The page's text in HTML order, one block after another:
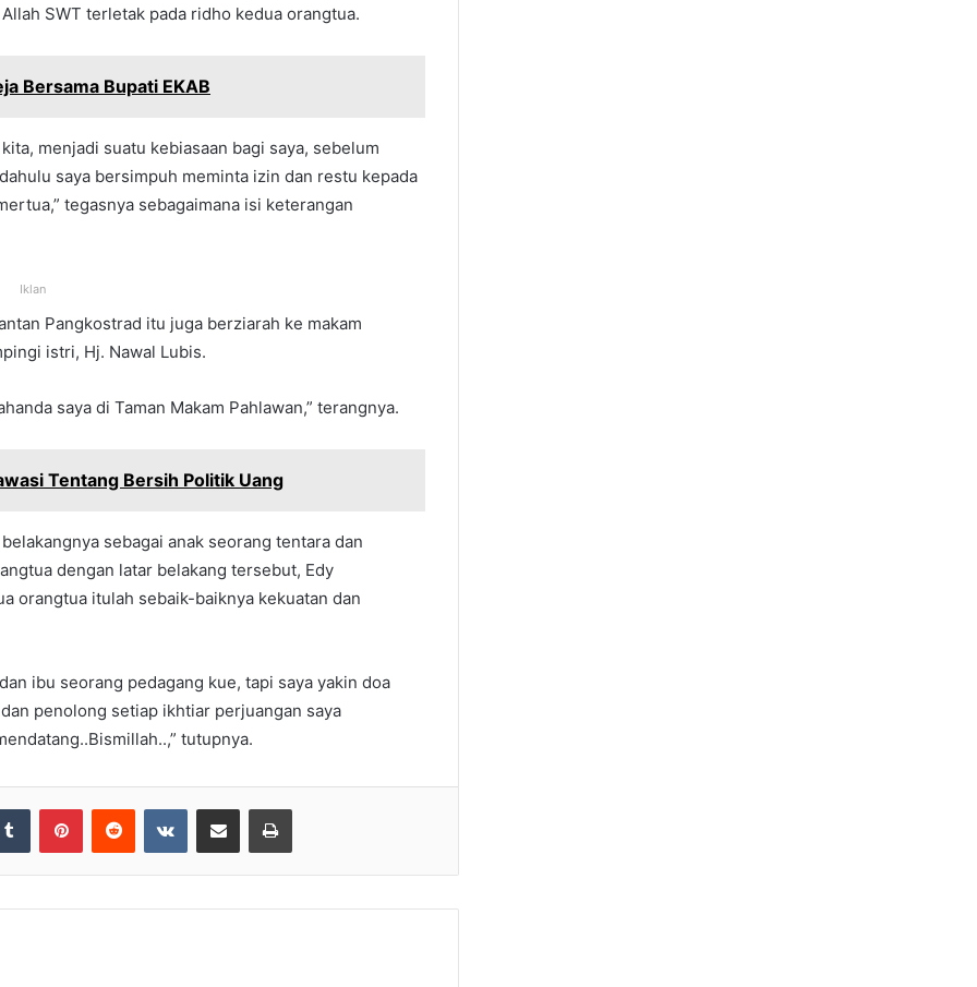
SWT terletak pada ridho kedua orangtua.
Bersama Bupati EKAB
menjadi suatu kebiasaan bagi saya, sebelum
saya bersimpuh meminta izin dan restu kepada
tegasnya sebagaimana isi keterangan
Iklan
Pangkostrad itu juga berziarah ke makam
istri, Hj. Nawal Lubis.
saya di Taman Makam Pahlawan,” terangnya.
Tentang Bersih Politik Uang
sebagai anak seorang tentara dan
dengan latar belakang tersebut, Edy
orangtua itulah sebaik-baiknya kekuatan dan
ibu seorang pedagang kue, tapi saya yakin doa
penolong setiap ikhtiar perjuangan saya
tutupnya.